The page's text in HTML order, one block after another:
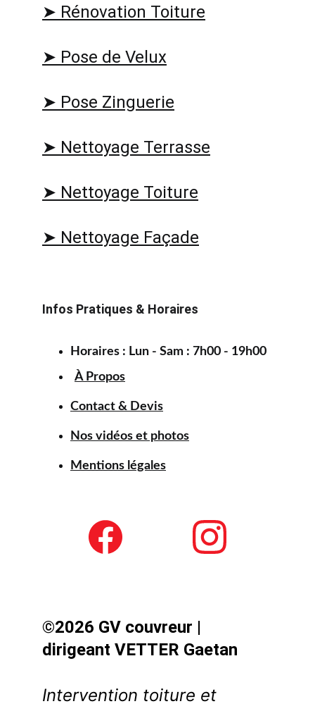
©2026 GV couvreur |
dirigeant VETTER Gaetan
Intervention toiture et
➤ Rénovation Toiture
➤ Pose de Velux
➤ Pose Zinguerie
➤ Nettoyage Terrasse
➤ Nettoyage Toiture
➤ Nettoyage Façade
Infos Pratiques & Horaires
Horaires : Lun - Sam : 7h00 - 19h00
À Propos
Contact & Devis
Nos vidéos et photos
Mentions légales